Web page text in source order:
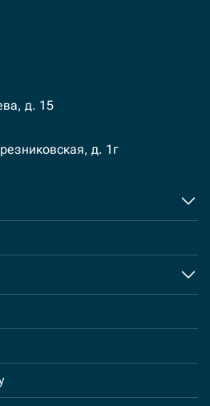
д. 15
д. 1г